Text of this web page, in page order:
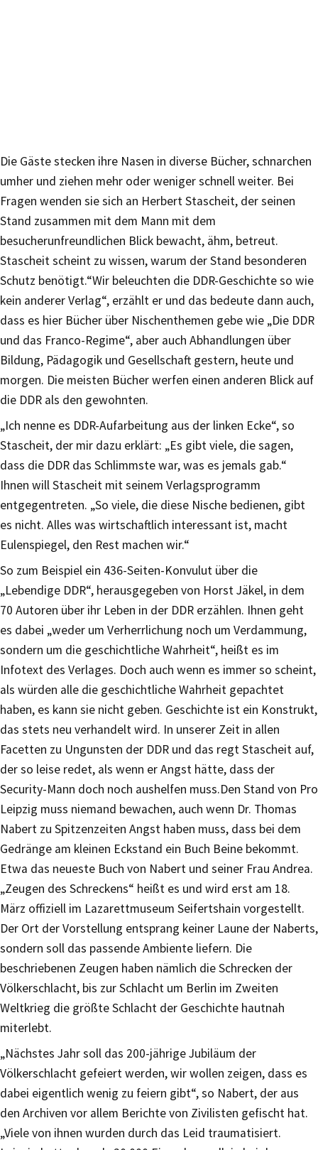
Die Gäste stecken ihre Nasen in diverse Bücher, schnarchen
umher und ziehen mehr oder weniger schnell weiter. Bei
Fragen wenden sie sich an Herbert Stascheit, der seinen
Stand zusammen mit dem Mann mit dem
besucherunfreundlichen Blick bewacht, ähm, betreut.
Stascheit scheint zu wissen, warum der Stand besonderen
Schutz benötigt.“Wir beleuchten die DDR-Geschichte so wie
kein anderer Verlag“, erzählt er und das bedeute dann auch,
dass es hier Bücher über Nischenthemen gebe wie „Die DDR
und das Franco-Regime“, aber auch Abhandlungen über
Bildung, Pädagogik und Gesellschaft gestern, heute und
morgen. Die meisten Bücher werfen einen anderen Blick auf
die DDR als den gewohnten.
„Ich nenne es DDR-Aufarbeitung aus der linken Ecke“, so
Stascheit, der mir dazu erklärt: „Es gibt viele, die sagen,
dass die DDR das Schlimmste war, was es jemals gab.“
Ihnen will Stascheit mit seinem Verlagsprogramm
entgegentreten. „So viele, die diese Nische bedienen, gibt
es nicht. Alles was wirtschaftlich interessant ist, macht
Eulenspiegel, den Rest machen wir.“
So zum Beispiel ein 436-Seiten-Konvulut über die
„Lebendige DDR“, herausgegeben von Horst Jäkel, in dem
70 Autoren über ihr Leben in der DDR erzählen. Ihnen geht
es dabei „weder um Verherrlichung noch um Verdammung,
sondern um die geschichtliche Wahrheit“, heißt es im
Infotext des Verlages. Doch auch wenn es immer so scheint,
als würden alle die geschichtliche Wahrheit gepachtet
haben, es kann sie nicht geben. Geschichte ist ein Konstrukt,
das stets neu verhandelt wird. In unserer Zeit in allen
Facetten zu Ungunsten der DDR und das regt Stascheit auf,
der so leise redet, als wenn er Angst hätte, dass der
Security-Mann doch noch aushelfen muss.Den Stand von Pro
Leipzig muss niemand bewachen, auch wenn Dr. Thomas
Nabert zu Spitzenzeiten Angst haben muss, dass bei dem
Gedränge am kleinen Eckstand ein Buch Beine bekommt.
Etwa das neueste Buch von Nabert und seiner Frau Andrea.
„Zeugen des Schreckens“ heißt es und wird erst am 18.
März offiziell im Lazarettmuseum Seifertshain vorgestellt.
Der Ort der Vorstellung entsprang keiner Laune der Naberts,
sondern soll das passende Ambiente liefern. Die
beschriebenen Zeugen haben nämlich die Schrecken der
Völkerschlacht, bis zur Schlacht um Berlin im Zweiten
Weltkrieg die größte Schlacht der Geschichte hautnah
miterlebt.
„Nächstes Jahr soll das 200-jährige Jubiläum der
Völkerschlacht gefeiert werden, wir wollen zeigen, dass es
dabei eigentlich wenig zu feiern gibt“, so Nabert, der aus
den Archiven vor allem Berichte von Zivilisten gefischt hat.
„Viele von ihnen wurden durch das Leid traumatisiert.